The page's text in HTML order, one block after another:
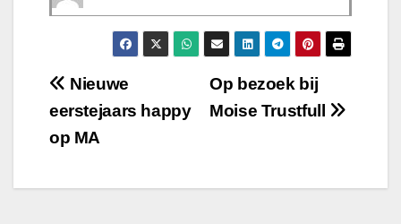
Bericht
navigatie
Op bezoek bij
Moise Trustfull
Nieuwe
eerstejaars happy
op MA